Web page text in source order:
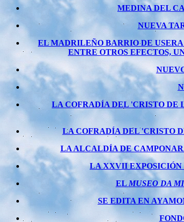
MEDINA DEL
NUEVA
EL MADRILEÑO BARRIO DE
ENTRE OTROS EFECTOS,
LA COFRADÍA DEL 'CRISTO DE
LA COFRADÍA DEL 'CRISTO
LA ALCALDÍA DE
LA XXVII EXPOSICIÓN
EL MUSEO DA
SE EDITA EN